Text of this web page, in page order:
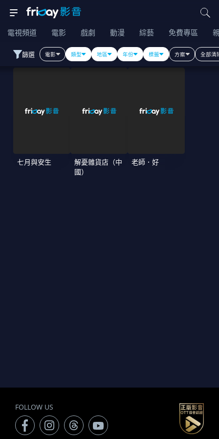
電視頻道 電影 戲劇 動漫 綜藝 免費專區
篩選 電影 類型 地區 年份 標籤 方案 全部清
七月與安生
解憂雜貨店（中
國）
老師．好
FOLLOW US